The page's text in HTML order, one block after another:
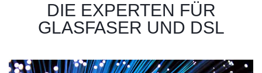
DIE EXPERTEN FÜR
GLASFASER UND DSL